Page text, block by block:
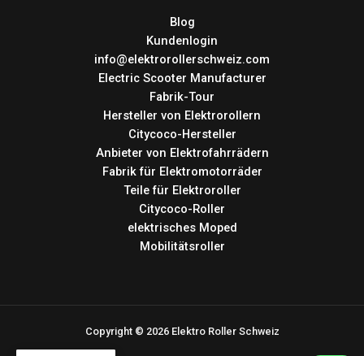
Blog
Kundenlogin
info@elektrorollerschweiz.com
Electric Scooter Manufacturer
Fabrik-Tour
Hersteller von Elektrorollern
Citycoco-Hersteller
Anbieter von Elektrofahrrädern
Fabrik für Elektromotorräder
Teile für Elektroroller
Citycoco-Roller
elektrisches Moped
Mobilitätsroller
Copyright © 2026 Elektro Roller Schweiz